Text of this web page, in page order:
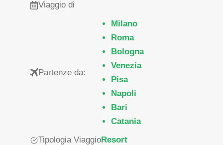
Viaggio di
Partenze da:
Milano
Roma
Bologna
Venezia
Pisa
Napoli
Bari
Catania
Tipologia ViaggioResort